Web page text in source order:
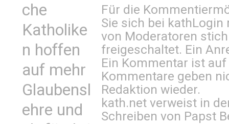
che
Katholike
n hoffen
auf mehr
Glaubensl
ehre und
Für die
Sie sich bei kathLogin
von Moderatoren
freigeschaltet. Ein
Ein Kommentar ist
Kommentare geben
Redaktion wieder.
kath.net verweist in
Schreiben von Papst